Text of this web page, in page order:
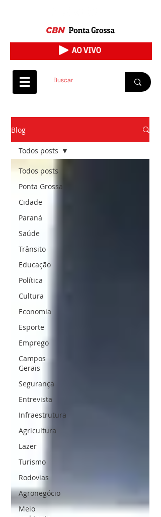
Blog
Todos posts
Ponta Grossa
Cidade
Paraná
Saúde
Trânsito
Educação
Política
Cultura
Economia
Esporte
Emprego
Campos
Gerais
Segurança
Entrevista
Infraestrutura
Agricultura
Lazer
Turismo
Rodovias
Agronegócio
Meio
Todos posts